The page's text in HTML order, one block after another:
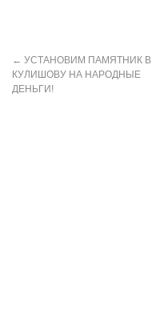
← УСТАНОВИМ ПАМЯТНИК В.
КУЛИШОВУ НА НАРОДНЫЕ
ДЕНЬГИ!